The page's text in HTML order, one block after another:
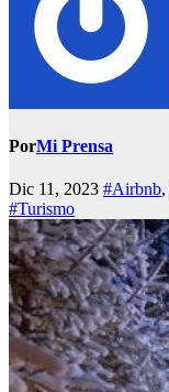
PorMi Prensa
Dic 11, 2023 #Airbnb,
#Turismo